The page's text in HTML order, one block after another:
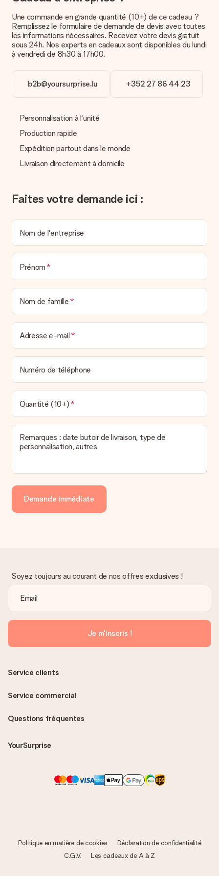
Paiement
Comment puis-je régler ma commande ?
Nous proposons les formes de paiement suivantes : Paypal,
3 jours supplémentaires pour la livraison de votre cadeau en
cas de paiement par virement bancaire.
Réception du cadeau
Que puis-je faire si le cadeau ne me convient pas tout à
fait ?
Nous déplorons le fait que votre cadeau ne vous plaise pas.
vous aidera à trouver une solution satisfaisante.
La facture est-elle envoyée avec le cadeau ?
pouvez de même retrouver votre facture dans votre espace
un véritable effet surprise !
Une commande en grande quantité (10+) de ce cadeau ?
Remplissez le formulaire de demande de devis avec toutes
les informations nécessaires. Recevez votre devis gratuit
sous 24h. Nos experts en cadeaux sont disponibles du lundi
à vendredi de 8h30 à 17h00.
b2b@yoursurprise.lu +352 27 86 44 23
Personnalisation à l'unité
Production rapide
Expédition partout dans le monde
Livraison directement à domicile
Faites votre demande ici :
Nom de l'entreprise
Prénom
Nom de famille
Adresse e-mail
Numéro de téléphone
Quantité (10+)
Remarques : date butoir de livraison, type de
personnalisation, autres
Demande immédiate
Soyez toujours au courant de nos offres exclusives !
Je m'inscris !
Questions fréquentes
YourSurprise
Service clients
Service commercial
Politique en matière de cookies
Déclaration de confidentialité
C.G.V.
Les cadeaux de A à Z